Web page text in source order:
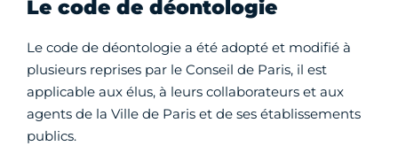
Le code de déontologie
Le code de déontologie a été adopté et modifié à
plusieurs reprises par le Conseil de Paris, il est
applicable aux élus, à leurs collaborateurs et aux
agents de la Ville de Paris et de ses établissements
publics.